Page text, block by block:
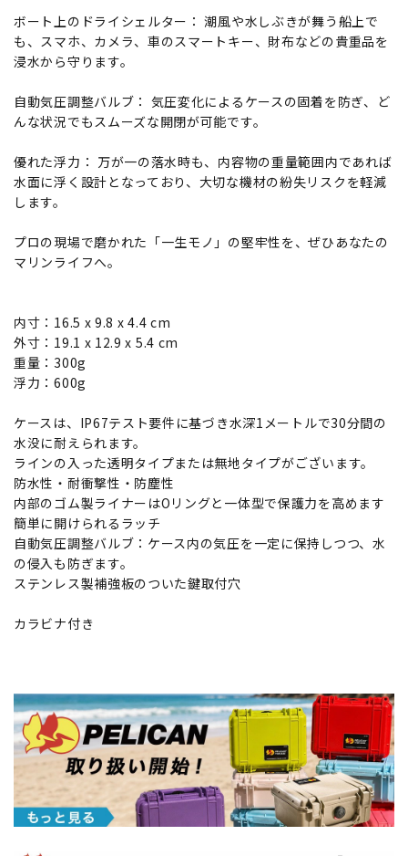
ボート上のドライシェルター： 潮風や水しぶきが舞う船上で
も、スマホ、カメラ、車のスマートキー、財布などの貴重品を
浸水から守ります。
自動気圧調整バルブ： 気圧変化によるケースの固着を防ぎ、ど
んな状況でもスムーズな開閉が可能です。
優れた浮力： 万が一の落水時も、内容物の重量範囲内であれば
水面に浮く設計となっており、大切な機材の紛失リスクを軽減
します。
プロの現場で磨かれた「一生モノ」の堅牢性を、ぜひあなたの
マリンライフへ。
内寸：16.5 x 9.8 x 4.4 cm
外寸：19.1 x 12.9 x 5.4 cm
重量：300g
浮力：600g
ケースは、IP67テスト要件に基づき水深1メートルで30分間の
水没に耐えられます。
ラインの入った透明タイプまたは無地タイプがございます。
防水性・耐衝撃性・防塵性
内部のゴム製ライナーはOリングと一体型で保護力を高めます
簡単に開けられるラッチ
自動気圧調整バルブ：ケース内の気圧を一定に保持しつつ、水
の侵入も防ぎます。
ステンレス製補強板のついた鍵取付穴
カラビナ付き